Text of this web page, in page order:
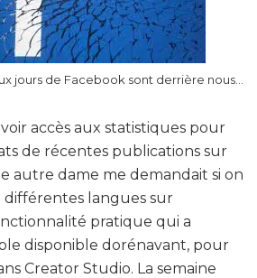
jours de Facebook sont derrière nous…
accès aux statistiques pour
de récentes publications sur
autre dame me demandait si on
langues sur
pratique qui a
disponible dorénavant, pour
Creator Studio. La semaine